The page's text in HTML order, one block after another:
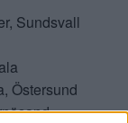
Sundsvall
Östersund